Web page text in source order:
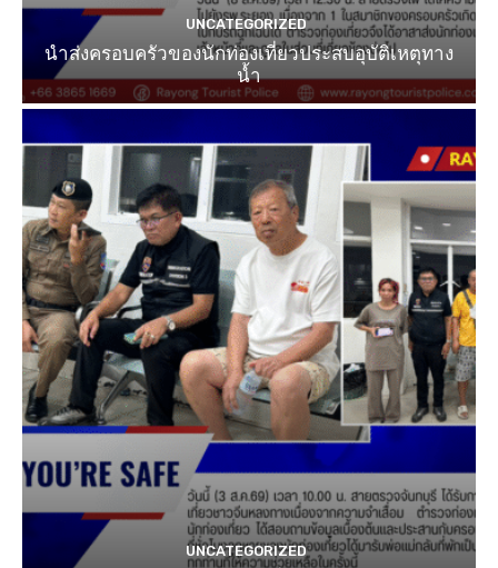
UNCATEGORIZED
นำส่งครอบครัวของนักท่องเที่ยวประสบอุบัติเหตุทาง
น้ำ
UNCATEGORIZED